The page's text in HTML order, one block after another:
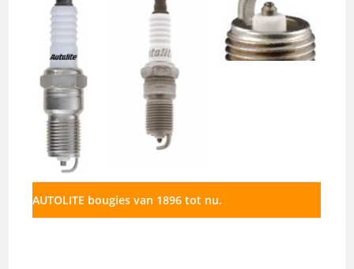
AUTOLITE bougies van 1896 tot nu.